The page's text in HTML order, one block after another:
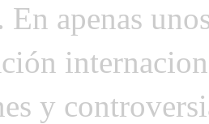
apenas
y